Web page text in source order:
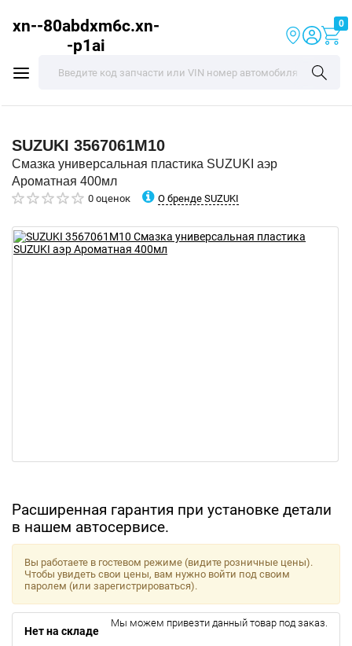
xn--80abdxm6c.xn-
-p1ai
0
SUZUKI 3567061M10
Смазка универсальная пластика SUZUKI аэр
Ароматная 400мл
0 оценок О бренде SUZUKI
Расширенная гарантия при установке детали
в нашем автосервисе.
Вы работаете в гостевом режиме (видите розничные цены).
Чтобы увидеть свои цены, вам нужно войти под своим
паролем (или зарегистрироваться).
Нет на складе
Мы можем привезти данный товар под заказ.